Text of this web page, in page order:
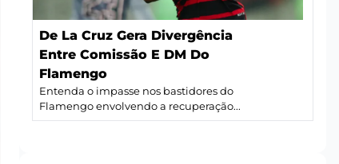
De La Cruz Gera Divergência
Entre Comissão E DM Do
Flamengo
Entenda o impasse nos bastidores do
Flamengo envolvendo a recuperação...